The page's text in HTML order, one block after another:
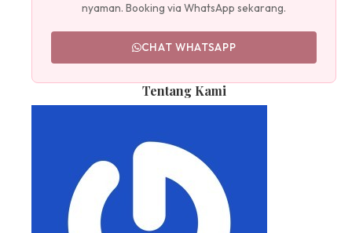
nyaman. Booking via WhatsApp sekarang.
CHAT WHATSAPP
Tentang Kami